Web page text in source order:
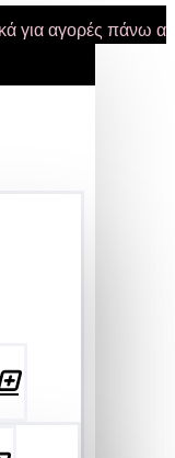
αγορές πάνω από 47